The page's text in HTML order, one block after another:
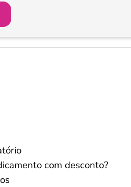
com desconto?